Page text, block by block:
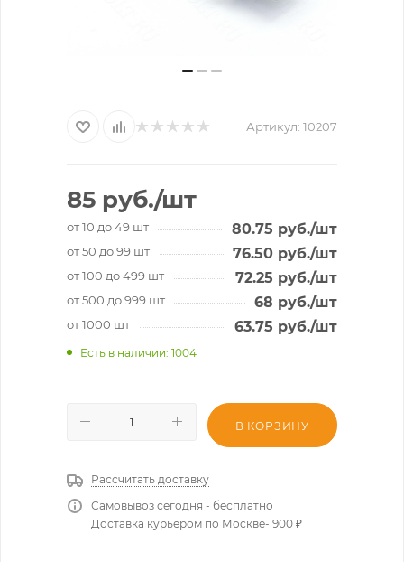
Артикул: 10207
85 руб./шт
от 10 до 49 шт 80.75 руб./шт
от 50 до 99 шт 76.50 руб./шт
от 100 до 499 шт 72.25 руб./шт
от 500 до 999 шт 68 руб./шт
от 1000 шт 63.75 руб./шт
Есть в наличии: 1004
В КОРЗИНУ
Рассчитать доставку
Самовывоз сегодня - бесплатно
Доставка курьером по Москве- 900 ₽